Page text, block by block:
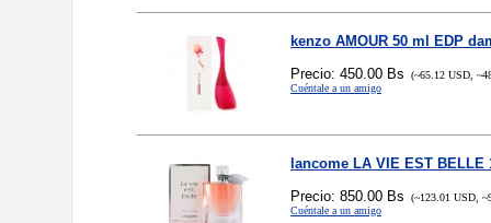
kenzo AMOUR 50 ml EDP
Precio: 450.00 Bs (~65.12 USD,
Cuéntale a un amigo
lancome LA VIE EST BELLE
Precio: 850.00 Bs (~123.01 USD,
Cuéntale a un amigo